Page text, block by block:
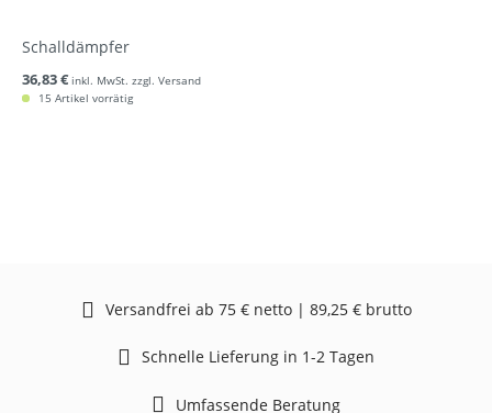
Schalldämpfer
36,83 € inkl. MwSt. zzgl. Versand
15 Artikel vorrätig
Versandfrei ab 75 € netto | 89,25 € brutto
Schnelle Lieferung in 1-2 Tagen
Umfassende Beratung